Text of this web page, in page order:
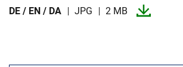
DE / EN / DA JPG 2 MB